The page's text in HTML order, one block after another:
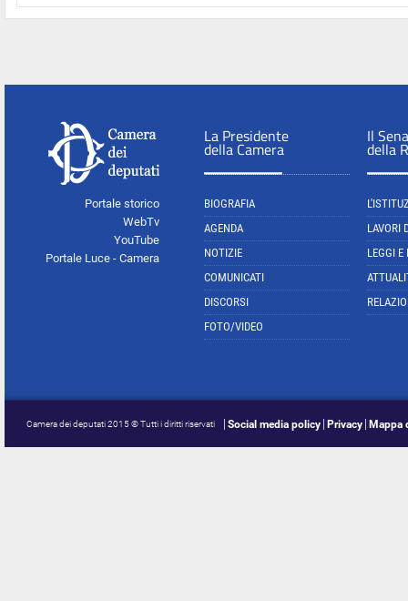
Portale storico
WebTv
YouTube
Portale Luce - Camera
La Presidente
della Camera
BIOGRAFIA
AGENDA
NOTIZIE
COMUNICATI
DISCORSI
FOTO/VIDEO
Il
della
LAVORI
LEGGI E
Camera dei deputati 2015 © Tutti i diritti riservati Social media policy Privacy Mappa